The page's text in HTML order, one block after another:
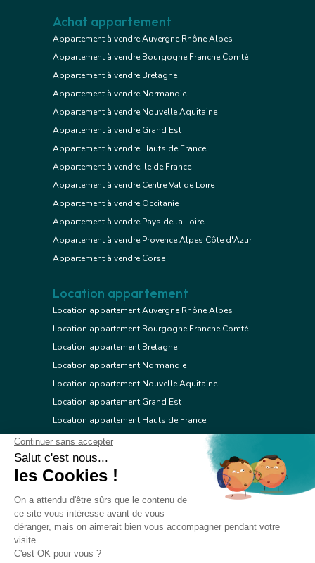
Achat appartement
Appartement à vendre Auvergne Rhône Alpes
Appartement à vendre Bourgogne Franche Comté
Appartement à vendre Bretagne
Appartement à vendre Normandie
Appartement à vendre Nouvelle Aquitaine
Appartement à vendre Grand Est
Appartement à vendre Hauts de France
Appartement à vendre Ile de France
Appartement à vendre Centre Val de Loire
Appartement à vendre Occitanie
Appartement à vendre Pays de la Loire
Appartement à vendre Provence Alpes Côte d'Azur
Appartement à vendre Corse
Location appartement
Location appartement Auvergne Rhône Alpes
Location appartement Bourgogne Franche Comté
Location appartement Bretagne
Location appartement Normandie
Location appartement Nouvelle Aquitaine
Location appartement Grand Est
Location appartement Hauts de France
Location appartement Ile de France
Location appartement Centre Val de Loire
Location appartement Occitanie
Location appartement Provence Alpes Côte d'Azur
Location appartement Corse